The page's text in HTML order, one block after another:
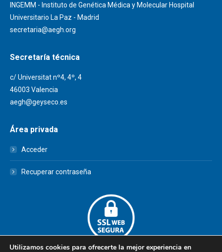
INGEMM - Instituto de Genética Médica y Molecular Hospital
Universitario La Paz - Madrid
secretaria@aegh.org
Secretaría técnica
c/ Universitat nº4, 4º, 4
46003 Valencia
aegh@geyseco.es
Área privada
Acceder
Recuperar contraseña
Utilizamos cookies para ofrecerte la mejor experiencia en